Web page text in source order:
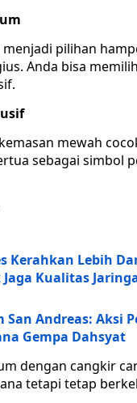
pilihan
Anda bisa
mewah
sebagai simbol
Kerahkan Lebih
Kualitas
San Andreas: Aksi
Gempa Dahsyat
dengan cangkir
tetapi tetap